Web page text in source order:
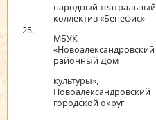
25.
народный театральный
коллектив «Бенефис»
МБУК
«Новоалександровский
районный Дом
культуры»,
Новоалександровский
городской округ